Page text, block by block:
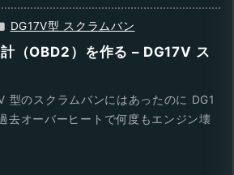
DG17V型 スクラムバン
（OBD2）を作る – DG17V ス
型のスクラムバンにはあったのに DG1
去オーバーヒートで何度もエンジン壊